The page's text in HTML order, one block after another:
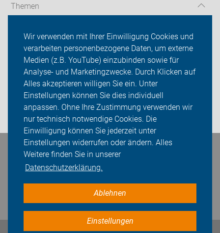
Wir verwenden mit Ihrer Einwilligung Cookies und
verarbeiten personenbezogene Daten, um externe
Medien (z.B. YouTube) einzubinden sowie für
Analyse- und Marketingzwecke. Durch Klicken auf
Alles akzeptieren willigen Sie ein. Unter
Einstellungen können Sie dies individuell
anpassen. Ohne Ihre Zustimmung verwenden wir
nur technisch notwendige Cookies. Die
Einwilligung können Sie jederzeit unter
Einstellungen widerrufen oder ändern. Alles
Weitere finden Sie in unserer
Datenschutzerklärung.
Ablehnen
Einstellungen
Themen
Über uns
Sei dabei
Presse
Login
Bleiben Sie in Kontakt